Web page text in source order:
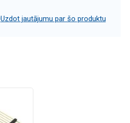
Uzdot jautājumu par šo produktu